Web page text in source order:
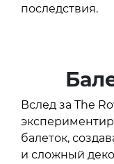
последствия.
Вслед за The
балеток,
и сложный